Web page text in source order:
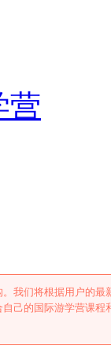
营
我们将根据用户的
己的国际游学营课程